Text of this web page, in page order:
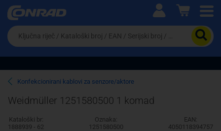
Ova postavka prilagođava asortiman proizvoda i
cijene vašim potrebama.
Pravno lice
Da
biste
potražili
proizvod,
unesite
ključnu
riječ,
kataloški
broj,
EAN
ili
Konfekcionirani kablovi za senzore/aktore
Weidmüller 1251580500 1 komad
Kataloški br:
1888939 - 62
Oznaka:
1251580500
EAN:
4050118394757